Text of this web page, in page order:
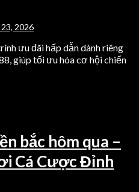
2026
ưu đãi hấp dẫn dành riêng
giúp tối ưu hóa cơ hội chiến
bắc hôm qua –
Cá Cược Đỉnh